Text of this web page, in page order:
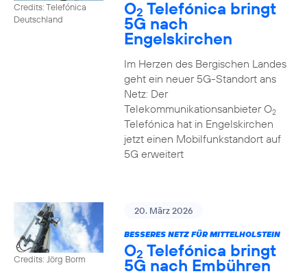
Credits: Telefónica
Deutschland
O2 Telefónica bringt
5G nach
Engelskirchen
Im Herzen des Bergischen Landes
geht ein neuer 5G-Standort ans
Netz: Der
Telekommunikationsanbieter O2
Telefónica hat in Engelskirchen
jetzt einen Mobilfunkstandort auf
5G erweitert
Credits: Jörg Borm
20. März 2026
BESSERES NETZ FÜR MITTELHOLSTEIN
O2 Telefónica bringt
5G nach Embühren